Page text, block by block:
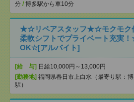
分 / 博多駅から車10分
★☆リペアスタッフ★☆モクモク
柔軟シフトでプライベート充実
OK☆[アルバイト]
[給 与] 日給10,000円～13,000円
[勤務地] 福岡県春日市上白水（最寄り駅：
駅）